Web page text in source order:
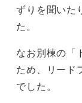
ずりを聞いた
た。
なお別棟の「
ため、リード
でした。